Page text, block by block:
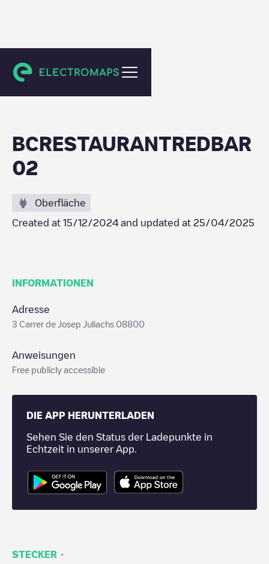
Vilanova i la Geltrú
BCRESTAURANTREDBAR
02
Oberfläche
Created at 15/12/2024 and updated at 25/04/2025
INFORMATIONEN
Adresse
3 Carrer de Josep Juliachs 08800
Anweisungen
Free publicly accessible
DIE APP HERUNTERLADEN
Sehen Sie den Status der Ladepunkte in
Echtzeit in unserer App.
STECKER ·